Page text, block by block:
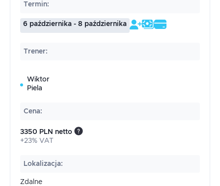
Termin:
6 października - 8 października
Trener:
Wiktor
Piela
Cena:
3350 PLN netto
+23% VAT
Lokalizacja:
Zdalne